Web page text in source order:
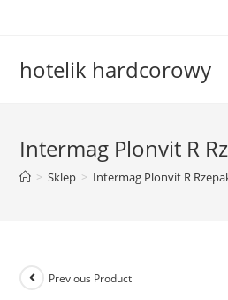
hotelik hardcorowy
Intermag Plonvit R
> Sklep > Intermag Plonvit R
Previous Product